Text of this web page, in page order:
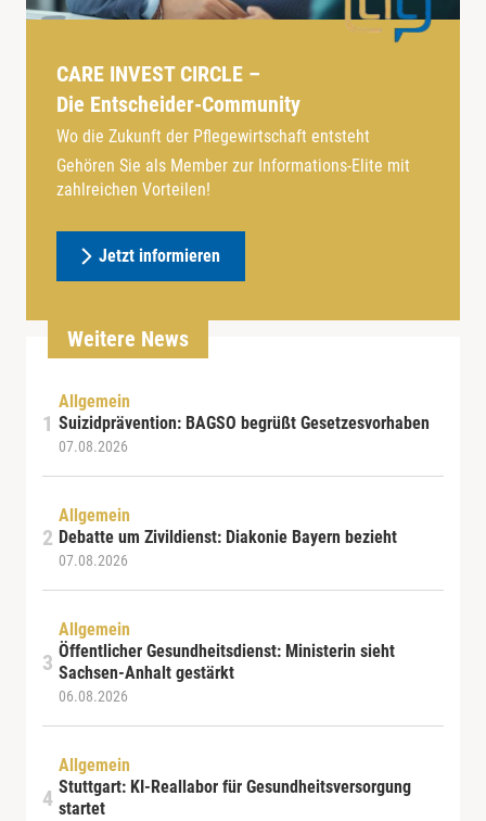
CARE INVEST CIRCLE –
Die Entscheider-Community
Wo die Zukunft der Pflegewirtschaft entsteht
Gehören Sie als Member zur Informations-Elite mit
zahlreichen Vorteilen!
Jetzt informieren
Weitere News
Allgemein
Suizidprävention: BAGSO begrüßt Gesetzesvorhaben
07.08.2026
Allgemein
Debatte um Zivildienst: Diakonie Bayern bezieht
07.08.2026
Allgemein
Öffentlicher Gesundheitsdienst: Ministerin sieht
Sachsen-Anhalt gestärkt
06.08.2026
Allgemein
Stuttgart: KI-Reallabor für Gesundheitsversorgung
startet